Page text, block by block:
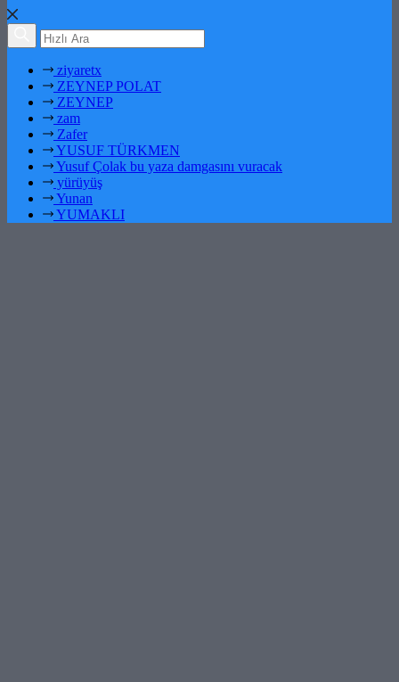
ziyaretx
ZEYNEP POLAT
ZEYNEP
zam
Zafer
YUSUF TÜRKMEN
Yusuf Çolak bu yaza damgasını vuracak
yürüyüş
Yunan
YUMAKLI